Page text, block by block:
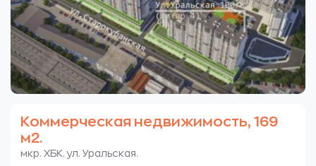
Коммерческая недвижимость, 169
м2.
мкр. ХБК. ул. Уральская.